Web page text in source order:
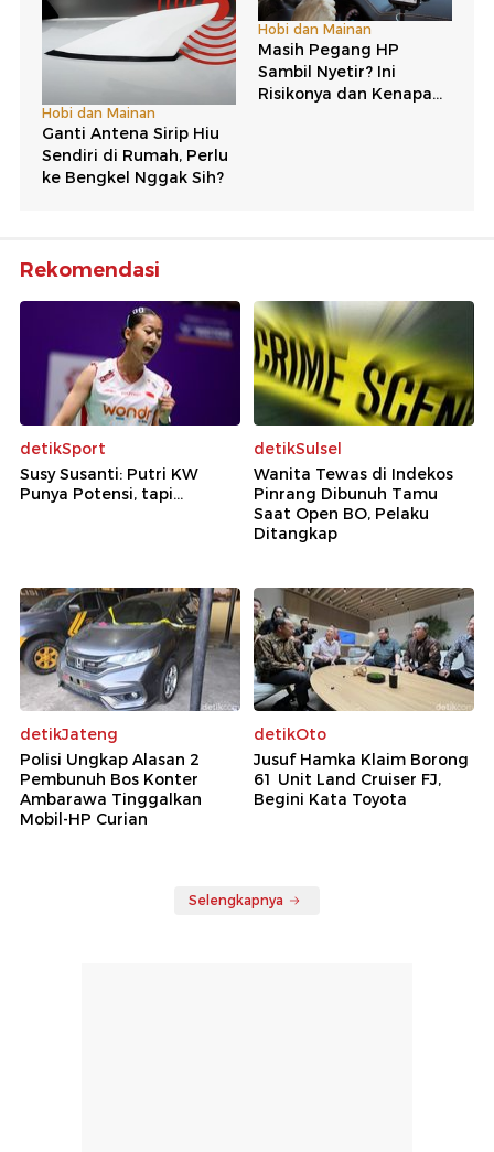
Rekomendasi
detikSport
Susy Susanti: Putri KW
Punya Potensi, tapi...
detikSulsel
Wanita Tewas di Indekos
Pinrang Dibunuh Tamu
Saat Open BO, Pelaku
Ditangkap
detikJateng
Polisi Ungkap Alasan 2
Pembunuh Bos Konter
Ambarawa Tinggalkan
Mobil-HP Curian
detikOto
Jusuf Hamka Klaim Borong
61 Unit Land Cruiser FJ,
Begini Kata Toyota
Selengkapnya